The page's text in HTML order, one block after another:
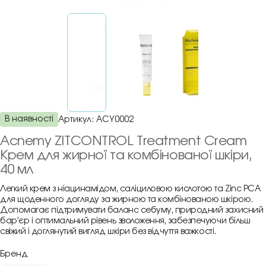
В наявності Артикул: ACY0002
Acnemy ZITCONTROL Treatment Cream
Крем для жирної та комбінованої шкіри,
40 мл
Легкий крем з ніацинамідом, саліциловою кислотою та Zinc PCA
для щоденного догляду за жирною та комбінованою шкірою.
Допомагає підтримувати баланс себуму, природний захисний
бар’єр і оптимальний рівень зволоження, забезпечуючи більш
свіжий і доглянутий вигляд шкіри без відчуття важкості.
Бренд